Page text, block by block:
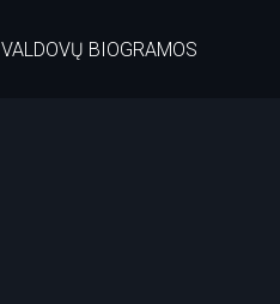
VALDOVŲ BIOGRAMOS